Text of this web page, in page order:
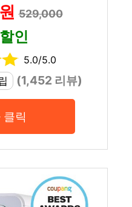
529,000
인
5.0/5.0
(1,452 리뷰)
릭